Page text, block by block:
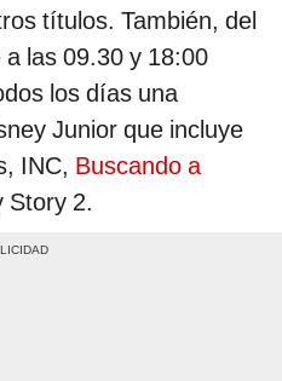
títulos. También, del
las 09.30 y 18:00
los días una
Junior que incluye
INC, Buscando a
Story 2.